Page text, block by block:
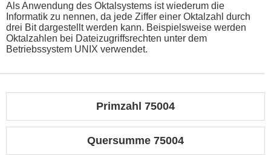
Als Anwendung des Oktalsystems ist wiederum die
Informatik zu nennen, da jede Ziffer einer Oktalzahl durch
drei Bit dargestellt werden kann. Beispielsweise werden
Oktalzahlen bei Dateizugriffsrechten unter dem
Betriebssystem UNIX verwendet.
Primzahl 75004
Quersumme 75004